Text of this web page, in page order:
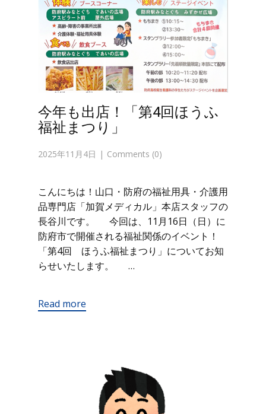
今年も出店！「第4回ほうふ
福祉まつり」
2025年11月4日 Comments (0)
こんにちは！山口・防府の福祉用具・介護用
品専門店「加賀メディカル」本店スタッフの
長谷川です。 今回は、11月16日（日）に
防府市で開催される福祉関係のイベント！
「第4回 ほうふ福祉まつり」についてお知
らせいたします。 …
Read more